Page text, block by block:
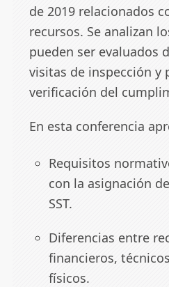
de 2019 relacionados
recursos. Se analizan
pueden ser evaluados
visitas de inspección y
verificación del
En esta conferencia
Requisitos
con la asignación
SST.
Diferencias entre
financieros,
físicos.